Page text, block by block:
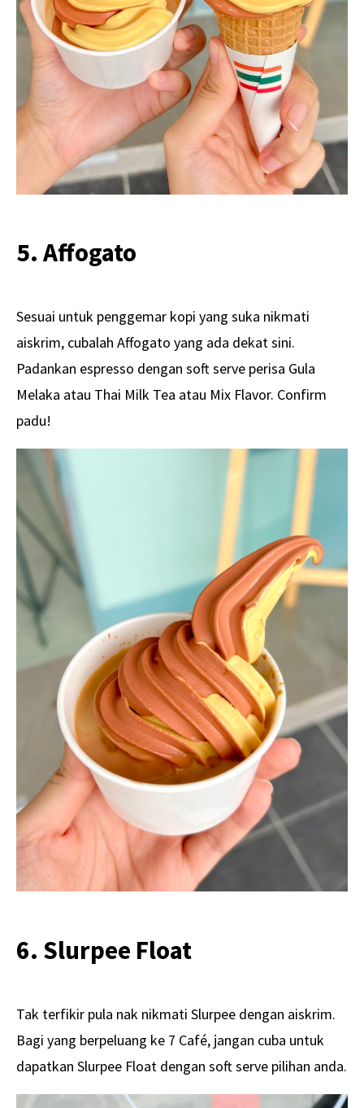
5. Affogato
Sesuai untuk penggemar kopi yang suka nikmati
aiskrim, cubalah Affogato yang ada dekat sini.
Padankan espresso dengan soft serve perisa Gula
Melaka atau Thai Milk Tea atau Mix Flavor. Confirm
padu!
6. Slurpee Float
Tak terfikir pula nak nikmati Slurpee dengan aiskrim.
Bagi yang berpeluang ke 7 Café, jangan cuba untuk
dapatkan Slurpee Float dengan soft serve pilihan anda.